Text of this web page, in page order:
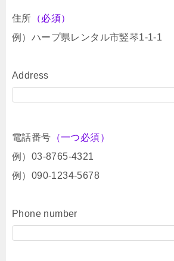
住所 （必須）
例）ハープ県レンタル市竪琴1-1-1
Address
電話番号 （一つ必須）
例）03-8765-4321
例）090-1234-5678
Phone number